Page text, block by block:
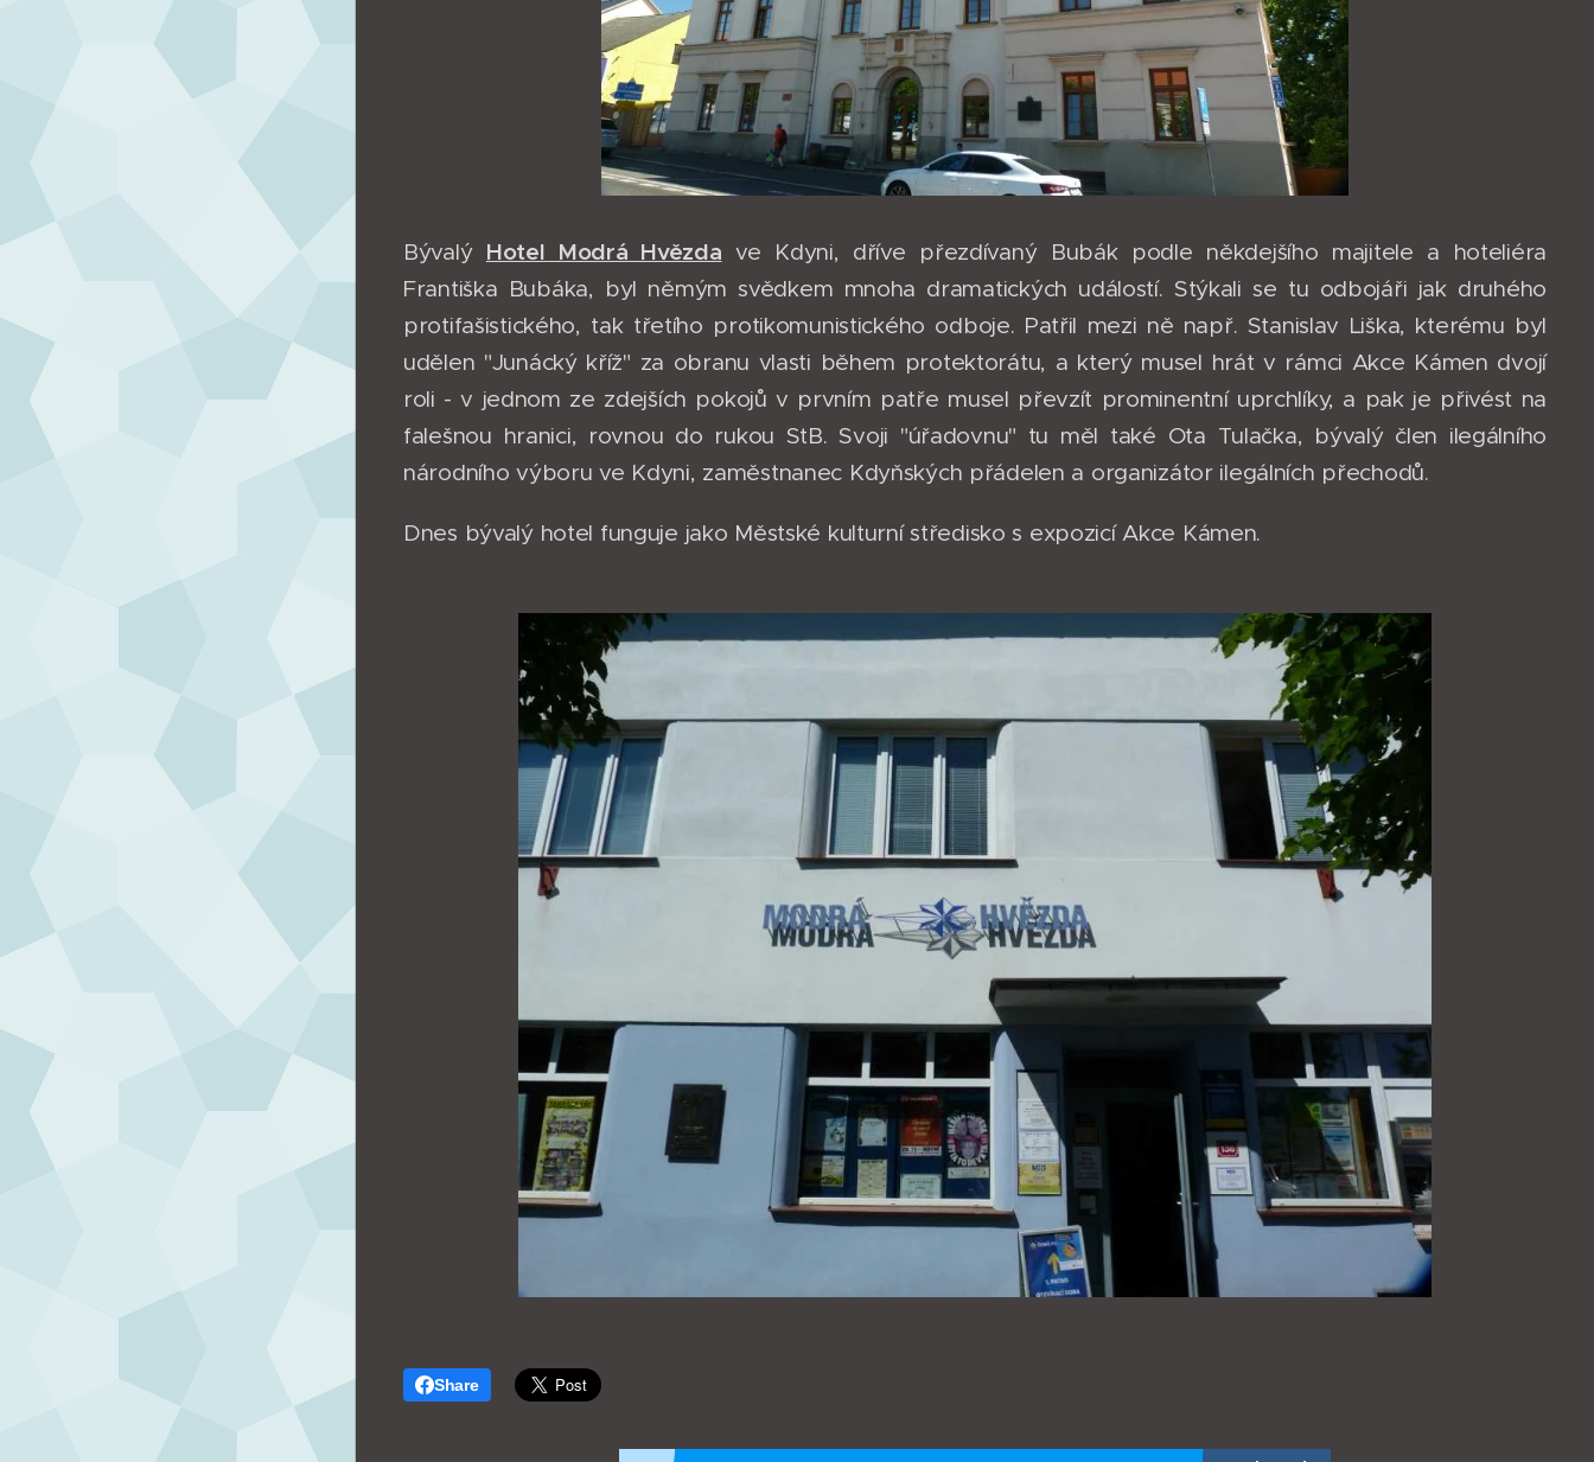
Bývalý Hotel Modrá Hvězda ve Kdyni, dříve přezdívaný Bubák podle někdejšího majitele a hoteliéra
Františka Bubáka, byl němým svědkem mnoha dramatických událostí. Stýkali se tu odbojáři jak druhého
protifašistického, tak třetího protikomunistického odboje. Patřil mezi ně např. Stanislav Liška, kterému byl
udělen "Junácký kříž" za obranu vlasti během protektorátu, a který musel hrát v rámci Akce Kámen dvojí
roli - v jednom ze zdejších pokojů v prvním patře musel převzít prominentní uprchlíky, a pak je přivést na
falešnou hranici, rovnou do rukou StB. Svoji "úřadovnu" tu měl také Ota Tulačka, bývalý člen ilegálního
národního výboru ve Kdyni, zaměstnanec Kdyňských přádelen a organizátor ilegálních přechodů.
Dnes bývalý hotel funguje jako Městské kulturní středisko s expozicí Akce Kámen.
Share